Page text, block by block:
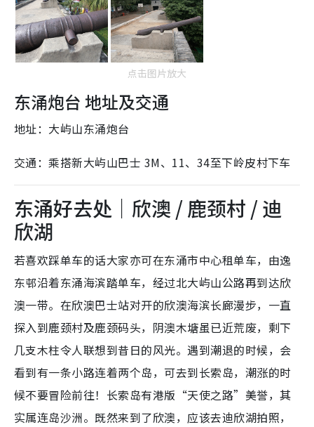
点击图片放大
东涌炮台 地址及交通
地址：大屿山东涌炮台
交通：乘搭新大屿山巴士 3M、11、34至下岭皮村下车
东涌好去处｜欣澳 / 鹿颈村 / 迪
欣湖
若喜欢踩单车的话大家亦可在东涌市中心租单车，由逸
东邨沿着东涌海滨踏单车，经过北大屿山公路再到达欣
澳一带。在欣澳巴士站对开的欣澳海滨长廊漫步，一直
探入到鹿颈村及鹿颈码头，阴澳木塘虽已近荒废，剩下
几支木柱令人联想到昔日的风光。遇到潮退的时候，会
看到有一条小路连着两个岛，可去到长索岛，潮涨的时
候不要冒险前往！长索岛有港版“天使之路”美誉，其
实属连岛沙洲。既然来到了欣澳，应该去迪欣湖拍照，